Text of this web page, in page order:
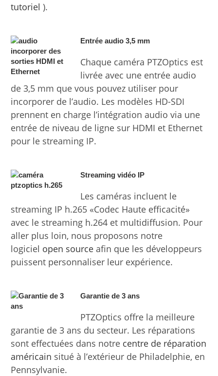
tutoriel ).
Entrée audio 3,5 mm
Chaque caméra PTZOptics est
livrée avec une entrée audio
de 3,5 mm que vous pouvez utiliser pour
incorporer de l’audio. Les modèles HD-SDI
prennent en charge l’intégration audio via une
entrée de niveau de ligne sur HDMI et Ethernet
pour le streaming IP.
Streaming vidéo IP
Les caméras incluent le
streaming IP h.265 «Codec Haute efficacité»
avec le streaming h.264 et multidiffusion. Pour
aller plus loin, nous proposons notre
logiciel open source afin que les développeurs
puissent personnaliser leur expérience.
Garantie de 3 ans
PTZOptics offre la meilleure
garantie de 3 ans du secteur. Les réparations
sont effectuées dans notre centre de réparation
américain situé à l’extérieur de Philadelphie, en
Pennsylvanie.